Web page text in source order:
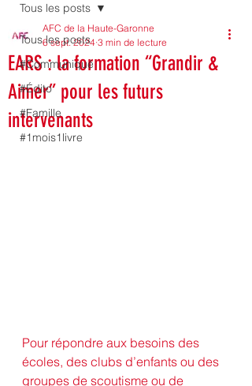
Tous les posts
#Communiqué
#Édito
#Famille
#1mois1livre
Tous les posts
EARS : la formation “Grandir &
Aimer” pour les futurs
intervenants
AFC de la Haute-Garonne
6 sept. 2024 3 min de lecture
Pour répondre aux besoins des
écoles, des clubs d’enfants ou des
groupes de scoutisme ou de